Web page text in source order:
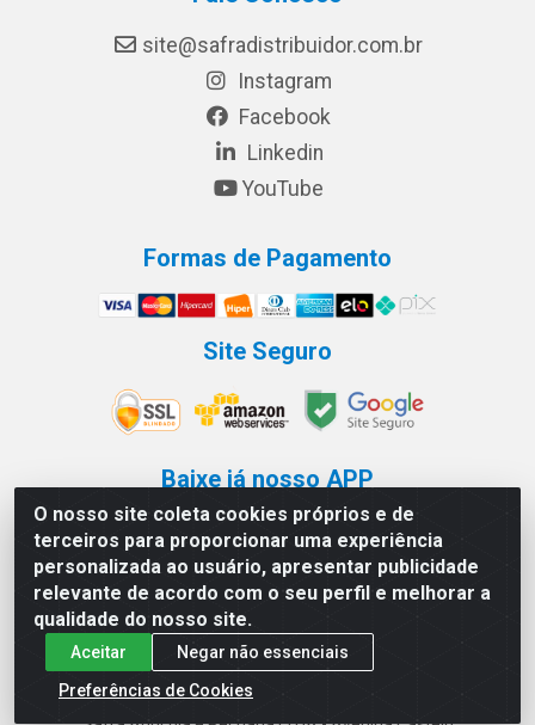
O nosso site coleta cookies próprios e de
terceiros para proporcionar uma experiência
personalizada ao usuário, apresentar publicidade
relevante de acordo com o seu perfil e melhorar a
qualidade do nosso site.
Aceitar
Negar não essenciais
Preferências de Cookies
site@safradistribuidor.com.br
Instagram
Facebook
Linkedin
YouTube
Formas de Pagamento
Site Seguro
Baixe já nosso APP
Os preços e condições de
www.safradistribuidor.com.br aplicam-se
exclusivamente a compras realizadas no portal B2B.